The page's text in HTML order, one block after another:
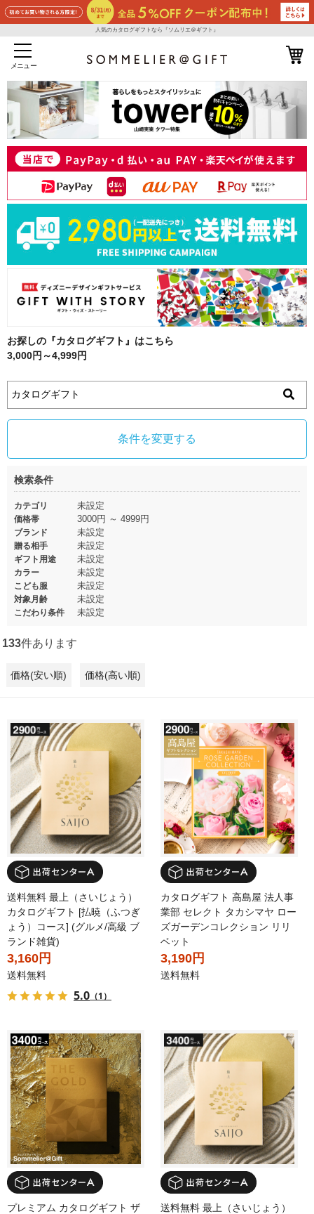
人気のカタログギフトなら『ソムリエ＠ギフト』
メニュー
お探しの『カタログギフト』はこちら
3,000円～4,999円
条件を変更する
検索条件
カテゴリ 未設定
価格帯 3000円 ～ 4999円
ブランド 未設定
贈る相手 未設定
ギフト用途 未設定
カラー 未設定
こども服 未設定
対象月齢 未設定
こだわり条件 未設定
133件あります
価格(安い順) 価格(高い順)
送料無料 最上（さいじょう）
カタログギフト [払暁（ふつぎ
ょう）コース] (グルメ/高級 ブ
ランド雑貨)
3,160円
送料無料
5.0 （1）
カタログギフト 高島屋 法人事
業部 セレクト タカシマヤ ロー
ズガーデンコレクション リリ
ベット
3,190円
送料無料
プレミアム カタログギフト ザ
送料無料 最上（さいじょう）